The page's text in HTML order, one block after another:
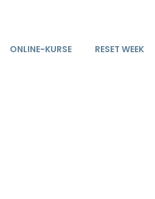
ONLINE-KURSE RESET WEEK